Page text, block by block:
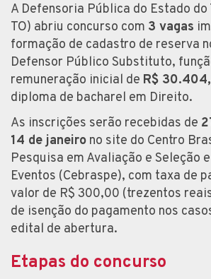
A Defensoria Pública do Estado do
TO) abriu concurso com 3 vagas
formação de cadastro de reserva
Defensor Público Substituto,
remuneração inicial de R$
diploma de bacharel em Direito.
As inscrições serão recebidas de
14 de janeiro no site do Centro
Pesquisa em Avaliação e Seleção
Eventos (Cebraspe), com taxa de
valor de R$ 300,00 (trezentos
de isenção do pagamento nos
edital de abertura.
Etapas do concurso